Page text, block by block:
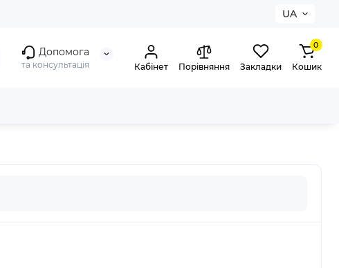
UA
Допомога
та консультація Кабінет Порівняння Закладки
0
Кошик